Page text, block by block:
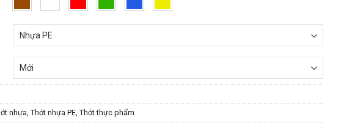
nhựa Thớt nhựa PE Thớt thực phẩm